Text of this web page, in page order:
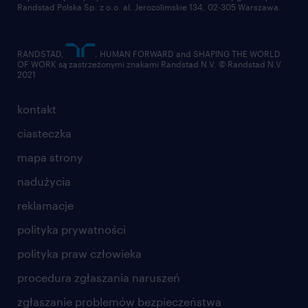
kontakt
ciasteczka
mapa strony
nadużycia
reklamacje
polityka prywatności
polityka praw człowieka
procedura zgłaszania naruszeń
zgłaszanie problemów bezpieczeństwa
Randstad Polska Sp. z o.o. al. Jerozolimskie 134, 02-305 Warszawa.
RANDSTAD,
, HUMAN FORWARD and SHAPING THE WORLD
OF WORK są zastrzeżonymi znakami Randstad N.V. © Randstad N.V
2021